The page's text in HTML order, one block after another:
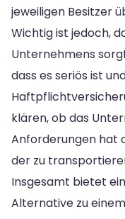
jeweiligen Besitzer
Wichtig ist jedoch,
Unternehmens
dass es seriös ist
klären, ob das
Anforderungen hat
der zu
Insgesamt bietet
Alternative zu